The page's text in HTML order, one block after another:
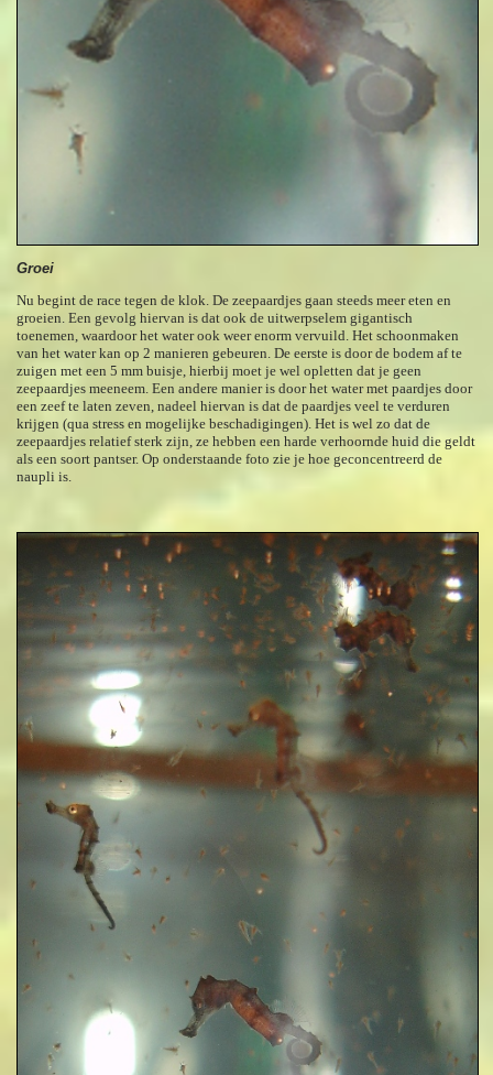
Groei
Nu begint de race tegen de klok. De zeepaardjes gaan steeds meer eten en
groeien. Een gevolg hiervan is dat ook de uitwerpselem gigantisch
toenemen, waardoor het water ook weer enorm vervuild. Het schoonmaken
van het water kan op 2 manieren gebeuren. De eerste is door de bodem af te
zuigen met een 5 mm buisje, hierbij moet je wel opletten dat je geen
zeepaardjes meeneem. Een andere manier is door het water met paardjes door
een zeef te laten zeven, nadeel hiervan is dat de paardjes veel te verduren
krijgen (qua stress en mogelijke beschadigingen). Het is wel zo dat de
zeepaardjes relatief sterk zijn, ze hebben een harde verhoornde huid die geldt
als een soort pantser. Op onderstaande foto zie je hoe geconcentreerd de
naupli is.